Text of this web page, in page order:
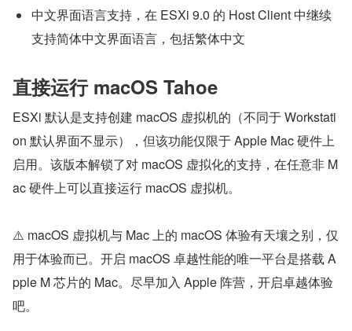
中文界面语言支持，在 ESXi 9.0 的 Host Client 中继续
支持简体中文界面语言，包括繁体中文
直接运行 macOS Tahoe
ESXi 默认是支持创建 macOS 虚拟机的（不同于 Workstati
on 默认界面不显示），但该功能仅限于 Apple Mac 硬件上
启用。该版本解锁了对 macOS 虚拟化的支持，在任意非 M
ac 硬件上可以直接运行 macOS 虚拟机。
⚠️ macOS 虚拟机与 Mac 上的 macOS 体验有天壤之别，仅
用于体验而已。开启 macOS 卓越性能的唯一平台是搭载 A
pple M 芯片的 Mac。尽早加入 Apple 阵营，开启卓越体验
吧。